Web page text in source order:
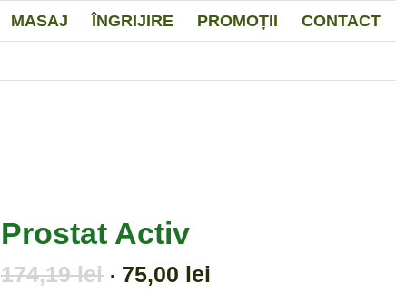
MASAJ ÎNGRIJIRE PROMOȚII CONTACT
Prostat Activ
174,19lei Prețul
75,00 lei